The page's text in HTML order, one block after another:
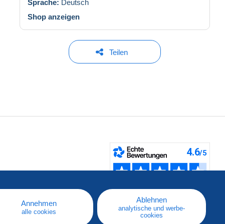
Sprache: Deutsch
Shop anzeigen
Teilen
Annehmen
alle cookies
Ablehnen
analytische und werbe-
cookies